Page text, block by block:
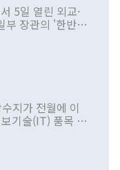
5일 열린 외교·
부 장관의 '한반도
추진하겠다고 공
. 그동안 정 장
만 대통령과 유
례적이다. 정 장
도 높아지고 있
지가 전월에 이
기술(IT) 품목 수